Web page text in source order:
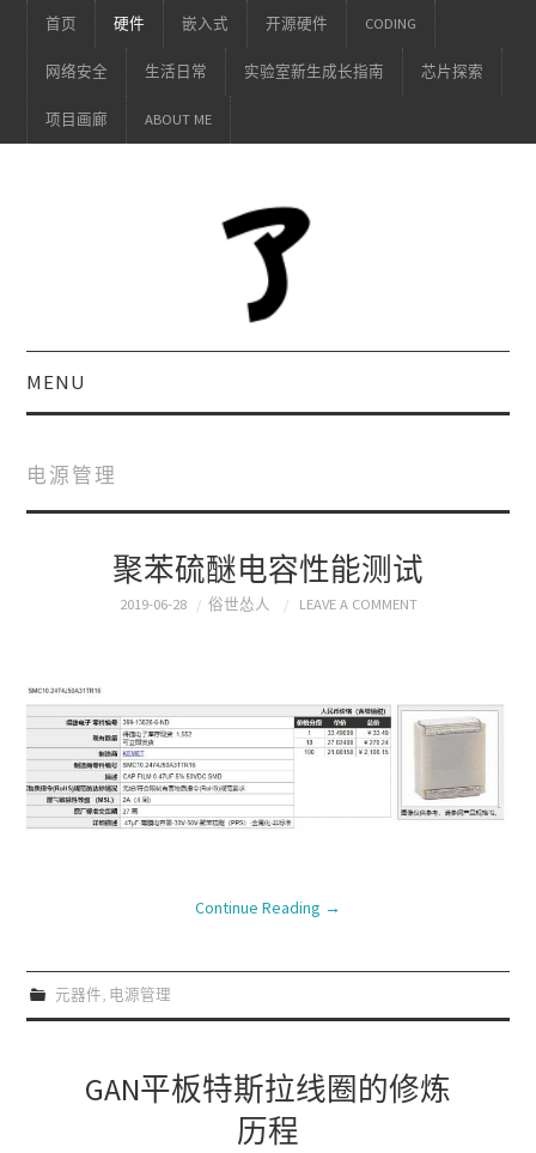
首页 硬件 嵌入式 开源硬件 CODING
网络安全 生活日常 实验室新生成长指南 芯片探索
项目画廊 ABOUT ME
MENU
电源管理
聚苯硫醚电容性能测试
2019-06-28 俗世怂人 LEAVE A COMMENT
Continue Reading →
元器件, 电源管理
GAN平板特斯拉线圈的修炼
历程